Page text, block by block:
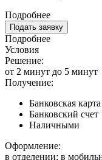
Подробнее
Подать заявку
Подробнее
Условия
Решение:
от 2 минут до 5 минут
Получение:
Банковская карта
Банковский счет
Наличными
Оформление:
в отделении; в